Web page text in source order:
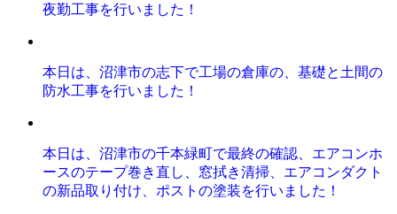
夜勤工事を行いました！
本日は、沼津市の志下で工場の倉庫の、基礎と土間の
防水工事を行いました！
本日は、沼津市の千本緑町で最終の確認、エアコンホ
ースのテープ巻き直し、窓拭き清掃、エアコンダクト
の新品取り付け、ポストの塗装を行いました！